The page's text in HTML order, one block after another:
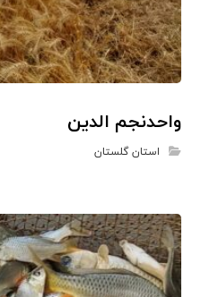
واحدنجم الدین
استان گلستان